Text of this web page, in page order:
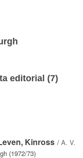
editorial (7)
Kinross / A. V.
(1972/73)